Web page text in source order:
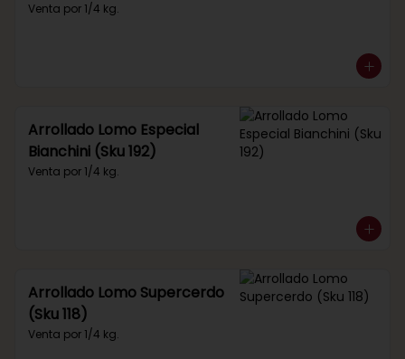
Venta por 1/4 kg.
Arrollado Lomo Especial
Bianchini (Sku 192)
Venta por 1/4 kg.
Arrollado Lomo Supercerdo
(Sku 118)
Venta por 1/4 kg.